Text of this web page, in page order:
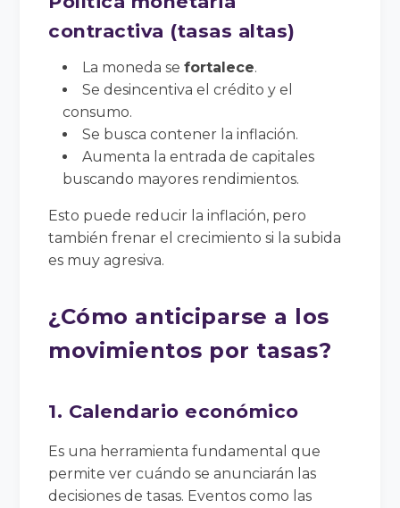
contractiva (tasas altas)
La moneda sefortalece.
Se desincentiva el crédito y el
consumo.
Se busca contener la inflación.
Aumenta la entrada de capitales
buscando mayores rendimientos.
Esto puede reducir la inflación, pero
también frenar el crecimiento si la subida
es muy agresiva.
¿Cómo anticiparse a los
movimientos por tasas?
1. Calendario económico
Es una herramienta fundamental que
permite ver cuándo se anunciarán las
decisiones de tasas. Eventos como las